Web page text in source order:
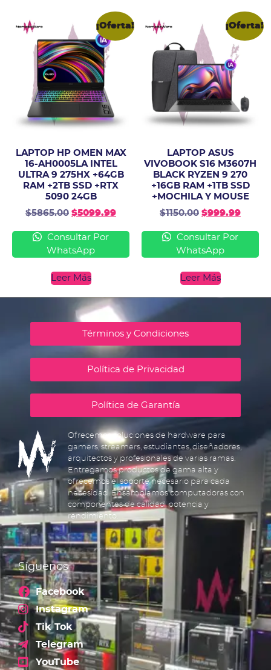
¡Oferta!
LAPTOP HP OMEN MAX
16-AH0005LA INTEL
ULTRA 9 275HX +64GB
RAM +2TB SSD +RTX
5090 24GB
$5865.00 $5099.99
Consultar Por
WhatsApp
Leer Más
¡Oferta!
LAPTOP ASUS
VIVOBOOK S16 M3607H
BLACK RYZEN 9 270
+16GB RAM +1TB SSD
+MOCHILA Y MOUSE
$1150.00 $999.99
Consultar Por
WhatsApp
Leer Más
Términos y Condiciones
Política de Privacidad
Política de Garantía
Ofrecemos soluciones de hardware para
gamers, streamers, estudiantes, diseñadores,
arquitectos y profesionales de varias ramas.
Entregamos productos de gama alta y
ofrecemos el soporte necesario para cada
necesidad. Ensamblamos computadoras con
componentes de calidad, potencia y
rendimiento.
Síguenos
Facebook
Instagram
Tik Tok
Telegram
YouTube